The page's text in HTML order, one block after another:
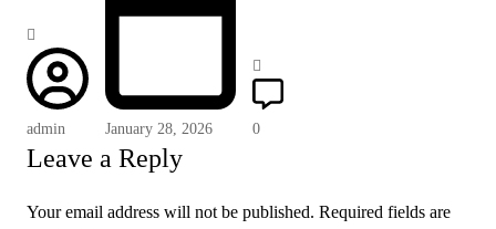
admin January 28, 2026 0
Leave a Reply
Your email address will not be published. Required fields are